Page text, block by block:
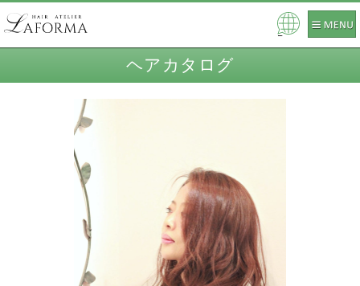
Pow
ヘアカタログ